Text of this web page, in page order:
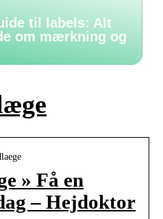
til labels: Alt
om mærkning og
» Få en
– Hejdoktor